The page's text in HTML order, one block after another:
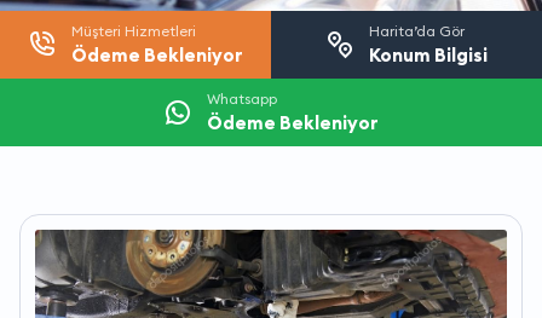
Müşteri Hizmetleri
Ödeme Bekleniyor
Harita’da Gör
Konum Bilgisi
Whatsapp
Ödeme Bekleniyor